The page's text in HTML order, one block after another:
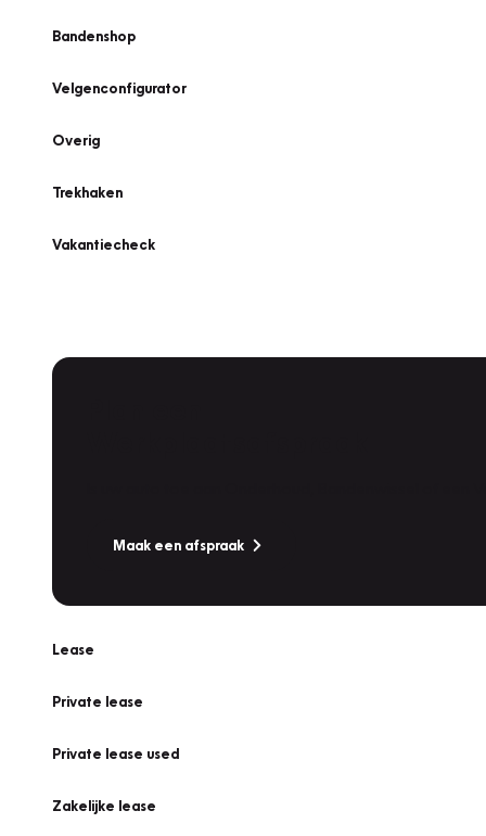
Bandenshop
Velgenconfigurator
Overig
Trekhaken
Vakantiecheck
Maak een afspraak
Lease
Private lease
Private lease used
Zakelijke lease